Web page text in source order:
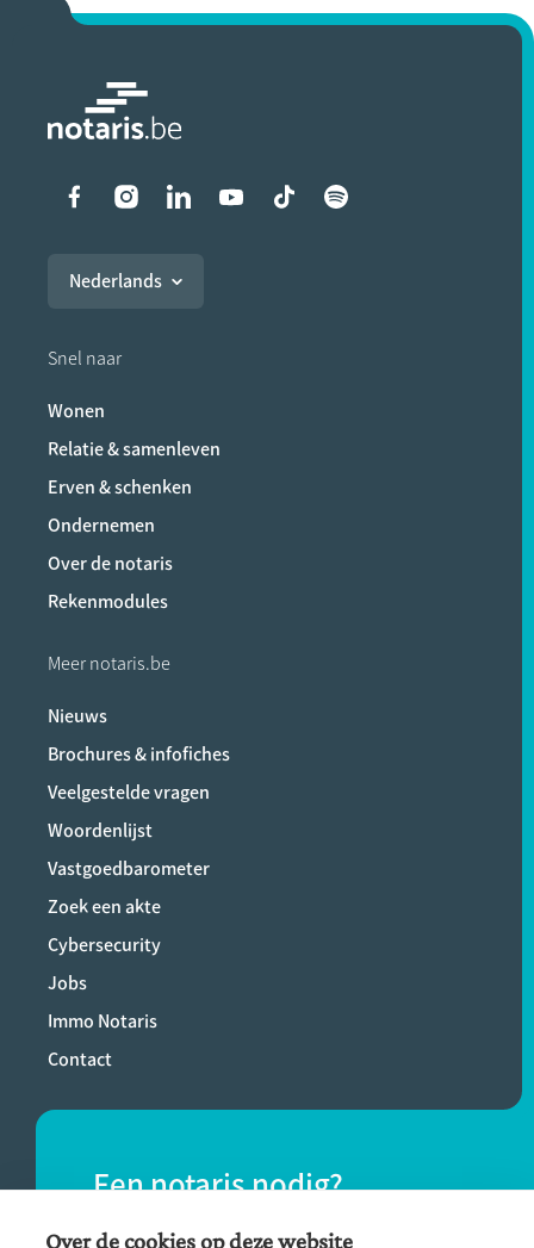
Liens vers les réseaux
Nederlands
Snel naar
Wonen
Relatie & samenleven
Erven & schenken
Ondernemen
Over de notaris
Rekenmodules
Meer notaris.be
Nieuws
Brochures & infofiches
Veelgestelde vragen
Woordenlijst
Vastgoedbarometer
Zoek een akte
Cybersecurity
Jobs
Immo Notaris
Contact
Een notaris nodig?
Vind eenvoudig een notaris bij jou in de
Over de cookies op deze website